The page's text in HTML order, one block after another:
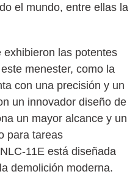
el mundo, entre ellas la
las potentes
menester, como la
con una precisión y un
un innovador diseño de
un mayor alcance y un
para tareas
11E está diseñada
demolición moderna.